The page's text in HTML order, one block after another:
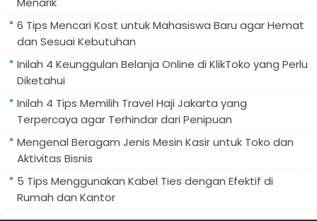
6 Tips Mencari Kost untuk Mahasiswa Baru agar Hemat
dan Sesuai Kebutuhan
Inilah 4 Keunggulan Belanja Online di KlikToko yang Perlu
Diketahui
Inilah 4 Tips Memilih Travel Haji Jakarta yang
Terpercaya agar Terhindar dari Penipuan
Mengenal Beragam Jenis Mesin Kasir untuk Toko dan
Aktivitas Bisnis
5 Tips Menggunakan Kabel Ties dengan Efektif di
Rumah dan Kantor